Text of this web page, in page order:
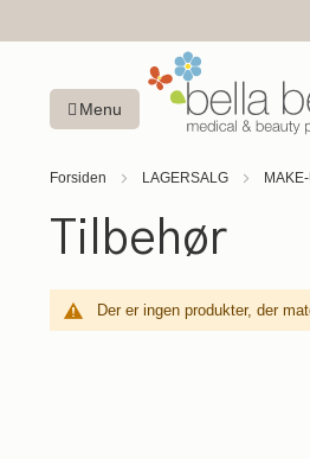
Menu
Forsiden LAGERSALG
Tilbehør
Der er ingen produkter, der